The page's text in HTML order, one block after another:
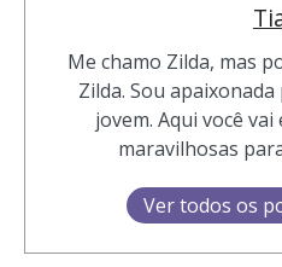
Me chamo Zilda, mas
Zilda. Sou
jovem. Aqui você
maravilhosas
Ver todos os